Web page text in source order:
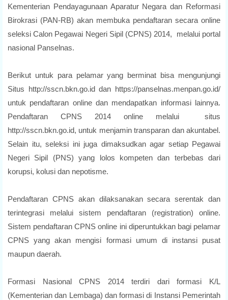
Kementerian Pendayagunaan Aparatur Negara dan Reformasi
Birokrasi (PAN-RB) akan membuka pendaftaran secara online
seleksi Calon Pegawai Negeri Sipil (CPNS) 2014, melalui portal
nasional Panselnas.
Berikut untuk para pelamar yang berminat bisa mengunjungi
Situs http://sscn.bkn.go.id dan https://panselnas.menpan.go.id/
untuk pendaftaran online dan mendapatkan informasi lainnya.
Pendaftaran CPNS 2014 online melalui situs
http://sscn.bkn.go.id, untuk menjamin transparan dan akuntabel.
Selain itu, seleksi ini juga dimaksudkan agar setiap Pegawai
Negeri Sipil (PNS) yang lolos kompeten dan terbebas dari
korupsi, kolusi dan nepotisme.
Pendaftaran CPNS akan dilaksanakan secara serentak dan
terintegrasi melalui sistem pendaftaran (registration) online.
Sistem pendaftaran CPNS online ini diperuntukkan bagi pelamar
CPNS yang akan mengisi formasi umum di instansi pusat
maupun daerah.
Formasi Nasional CPNS 2014 terdiri dari formasi K/L
(Kementerian dan Lembaga) dan formasi di Instansi Pemerintah